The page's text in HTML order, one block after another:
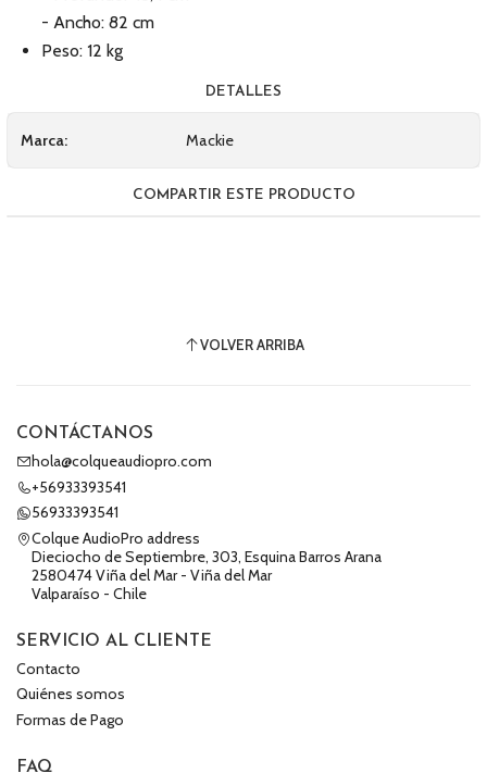
- Ancho: 82 cm
Peso: 12 kg
DETALLES
Marca: Mackie
COMPARTIR ESTE PRODUCTO
VOLVER ARRIBA
CONTÁCTANOS
hola@colqueaudiopro.com
+56933393541
56933393541
Colque AudioPro address
Dieciocho de Septiembre, 303, Esquina Barros Arana
2580474 Viña del Mar - Viña del Mar
Valparaíso - Chile
SERVICIO AL CLIENTE
Contacto
Quiénes somos
Formas de Pago
FAQ